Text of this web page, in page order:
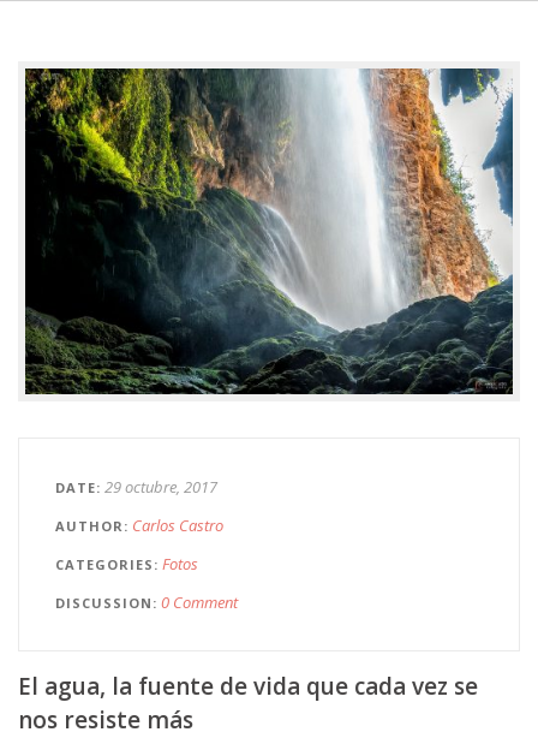
DATE 29 octubre, 2017
AUTHOR Carlos Castro
CATEGORIES Fotos
DISCUSSION 0 Comment
El agua, la fuente de vida que cada vez se
nos resiste más